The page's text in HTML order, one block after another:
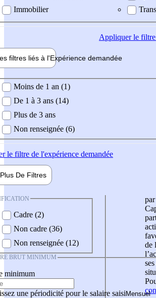
Immobilier
Appliquerle filtre
filtres liés à l'Expérience demandée
demandée
Moins de 1 an (1)
De 1 à 3 ans (14)
Plus de 3 ans
Non renseignée (6)
le filtre de l'expérience demandée
Plus De Filtres
Cadre (2)
Non cadre (36)
Non renseignée (12)
BRUT MINIMUM
minimum
une périodicité pour le salaire saisi
de